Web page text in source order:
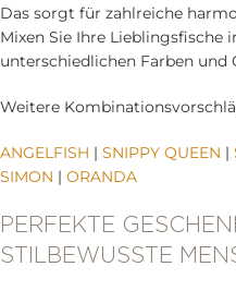
Das sorgt für zahlreiche
Mixen Sie Ihre Lieblingsfische
unterschiedlichen Farben und
Weitere
ANGELFISH | SNIPPY QUEEN |
SIMON | ORANDA
PERFEKTE
STILBEWUSSTE